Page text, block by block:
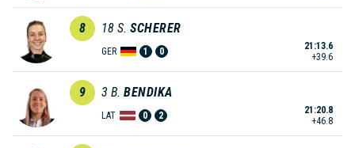
8 18 S. SCHERER
GER 1 0
21:13.6
+39.6
9 3 B. BENDIKA
LAT 0 2
21:20.8
+46.8